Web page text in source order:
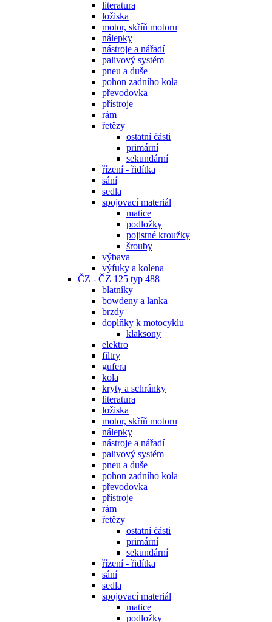
literatura
ložiska
motor, skříň motoru
nálepky
nástroje a nářadí
palivový systém
pneu a duše
pohon zadního kola
převodovka
přístroje
rám
řetězy
ostatní části
primární
sekundární
řízení - řidítka
sání
sedla
spojovací materiál
matice
podložky
pojistné kroužky
šrouby
výbava
výfuky a kolena
ČZ - ČZ 125 typ 488
blatníky
bowdeny a lanka
brzdy
doplňky k motocyklu
klaksony
elektro
filtry
gufera
kola
kryty a schránky
literatura
ložiska
motor, skříň motoru
nálepky
nástroje a nářadí
palivový systém
pneu a duše
pohon zadního kola
převodovka
přístroje
rám
řetězy
ostatní části
primární
sekundární
řízení - řidítka
sání
sedla
spojovací materiál
matice
podložky